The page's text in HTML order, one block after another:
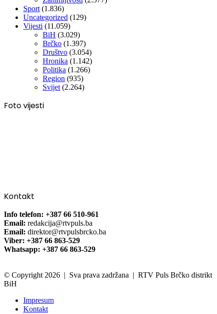
Sport (1.836)
Uncategorized (129)
Vijesti (11.059)
BiH (3.029)
Brčko (1.397)
Društvo (3.054)
Hronika (1.142)
Politika (1.266)
Region (935)
Svijet (2.264)
Foto vijesti
Kontakt
Info telefon: +387 66 510-961
Email: redakcija@rtvpuls.ba
Email: direktor@rtvpulsbrcko.ba
Viber: +387 66 863-529
Whatsapp: +387 66 863-529
© Copyright 2026 | Sva prava zadržana | RTV Puls Brčko distrikt
BiH
Impresum
Kontakt